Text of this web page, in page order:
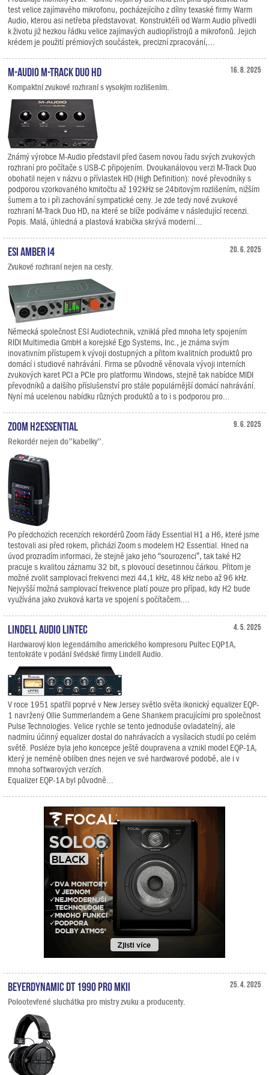
test velice zajímavého mikrofonu, pocházejícího z dílny texaské firmy Warm
Audio, kterou asi netřeba představovat. Konstruktéři od Warm Audio přivedli
k životu již hezkou řádku velice zajímavých audiopřístrojů a mikrofonů. Jejich
krédem je použití prémiových součástek, precizní zpracování,...
16. 8. 2025
M-Audio M-Track Duo HD
Kompaktní zvukové rozhraní s vysokým rozlišením.
Známý výrobce M-Audio představil před časem novou řadu svých zvukových
rozhraní pro počítače s USB-C připojením. Dvoukanálovou verzi M-Track Duo
obohatil nejen v názvu o přívlastek HD (High Definition): nové převodníky s
podporou vzorkovaného kmitočtu až 192kHz se 24bitovým rozlišením, nižším
šumem a to i při zachování sympatické ceny. Je zde tedy nové zvukové
rozhraní M-Track Duo HD, na které se blíže podíváme v následující recenzi.
Popis. Malá, úhledná a plastová krabička skrývá moderní...
20. 6. 2025
ESI Amber i4
Zvukové rozhraní nejen na cesty.
Německá společnost ESI Audiotechnik, vzniklá před mnoha lety spojením
RIDI Multimedia GmbH a korejské Ego Systems, Inc., je známa svým
inovativním přístupem k vývoji dostupných a přitom kvalitních produktů pro
domácí i studiové nahrávání. Firma se původně věnovala vývoji interních
zvukových karet PCI a PCIe pro platformu Windows, stejně tak nabídce MIDI
převodníků a dalšího příslušenství pro stále populárnější domácí nahrávání.
Nyní má ucelenou nabídku různých produktů a to i s podporou pro...
9. 6. 2025
Zoom H2essential
Rekordér nejen do”kabelky”.
Po předchozích recenzích rekordérů Zoom řády Essential H1 a H6, které jsme
testovali asi před rokem, přichází Zoom s modelem H2 Essential. Hned na
úvod prozradím informaci, že stejně jako jeho “sourozenci”, tak také H2
pracuje s kvalitou záznamu 32 bit, s plovoucí desetinnou čárkou. Přitom je
možné zvolit samplovací frekvenci mezi 44,1 kHz, 48 kHz nebo až 96 kHz.
Nejvyšší možná samplovací frekvence platí pouze pro případ, kdy H2 bude
využívána jako zvuková karta ve spojení s počítačem....
4. 5. 2025
Lindell Audio LiNTEC
Hardwarový klon legendárního amerického kompresoru Pultec EQP1A,
tentokráte v podání švédské firmy Lindell Audio.
V roce 1951 spatřil poprvé v New Jersey světlo světa ikonický equalizer EQP-
1 navržený Ollie Summerlandem a Gene Shankem pracujícími pro společnost
Pulse Technologies. Velice rychle se tento jednoduše ovladatelný, ale
nadmíru účinný equalizer dostal do nahrávacích a vysílacích studií po celém
světě. Posléze byla jeho koncepce ještě doupravena a vznikl model EQP-1A,
který je neméně oblíben dnes nejen ve své hardwarové podobě, ale i v
mnoha softwarových verzích.
Equalizer EQP-1A byl původně...
25. 4. 2025
Beyerdynamic DT 1990 PRO MKII
Polootevřené sluchátka pro mistry zvuku a producenty.